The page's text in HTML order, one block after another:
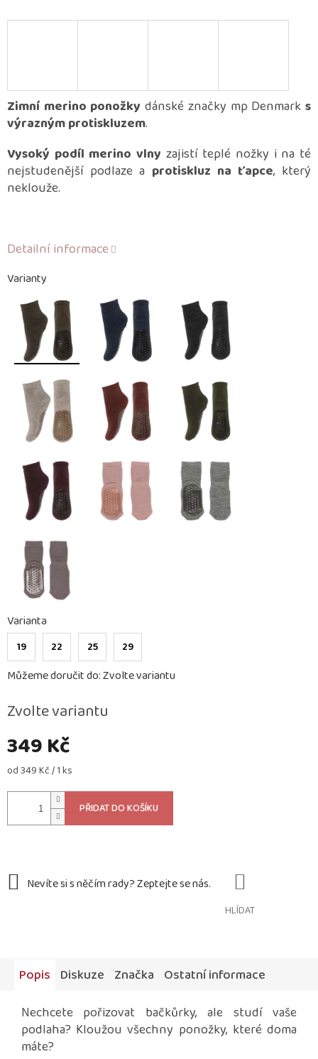
349 Kč
Měrná
od 349 Kč / 1 ks
Zvolte variantu
Varianty
Varianta
19 22 25 29
Můžeme doručit do:Zvolte variantu
PŘIDAT DO KOŠÍKU
Zimní merino ponožky dánské značky mp Denmarks
výrazným protiskluzem.
Vysoký podíl merino vlny zajistí teplé nožky i na té
nejstudenější podlaze a protiskluz na ťapce, který
neklouže.
Detailní informace
HLÍDAT
Popis Diskuze Značka Ostatní informace
Nechcete pořizovat bačkůrky, ale studí vaše
podlaha? Kloužou všechny ponožky, které doma
máte?